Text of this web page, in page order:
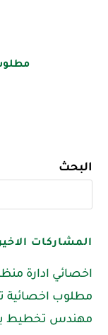
البحث
المشاركات
اخصائي ادارة
مطلوب اخصائية
مهندس تخطيط